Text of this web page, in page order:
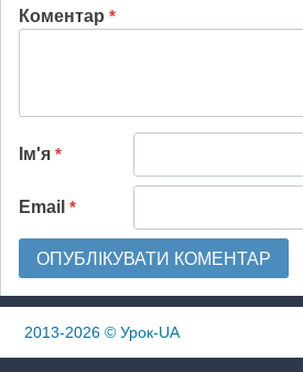
Коментар *
Ім'я *
Email *
2013-2026© Урок-UA